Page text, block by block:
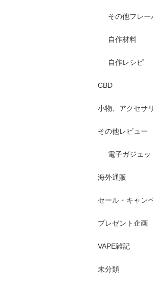
その他フレー
自作材料
自作レシピ
CBD
小物、アクセサ
その他レビュー
電子ガジェッ
海外通販
セール・キャン
プレゼント企画
VAPE雑記
未分類